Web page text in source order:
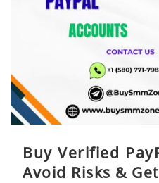
Buy Verified
Avoid Risks &